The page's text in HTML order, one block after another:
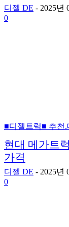
디젤 DE - 2025년
0
■디젤트럭■ 추천.
현대 메가트
가격
디젤 DE - 2025년
0